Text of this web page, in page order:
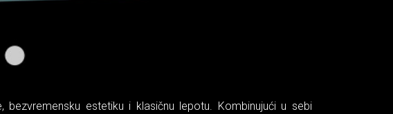
estetiku i klasičnu lepotu. Kombinujući u sebi